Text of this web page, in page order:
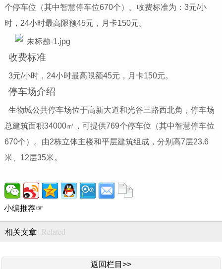
个停车位（其中智慧停车位670个）。收费标准为：3元/小
时，24小时最高限额45元，月卡150元。
收费标准
3元/小时，24小时最高限额45元，月卡150元。
停车场介绍
生物城公共停车场位于高新大道和光谷三路西北角，停车场
总建筑面积34000㎡，可提供769个停车位（其中智慧停车位
670个）。由2栋立体主楼和平层建筑组成，分别高7层23.6
米、12层35米。
小编推荐☞
相关文章 Related
返回栏目>>